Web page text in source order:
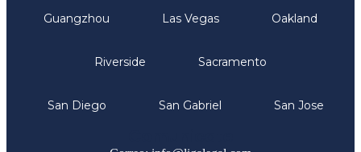
Guangzhou Las Vegas Oakland
Riverside Sacramento
San Diego San Gabriel San Jose